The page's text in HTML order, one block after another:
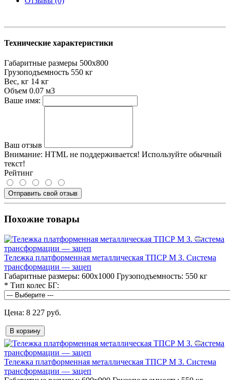
Технические характеристики
Габаритные размеры 500х800
Грузоподъемность 550 кг
Вес, кг 14 кг
Объем 0.07 м3
Ваше имя:
Ваш отзыв
Внимание: HTML не поддерживается! Используйте обычный
текст!
Рейтинг
Отправить свой отзыв
Похожие товары
Тележка платформенная металлическая ТПСР М З. Система
трансформации — зацеп
Габаритные размеры: 600х1000 Грузоподъемность: 550 кг
* Тип колес БГ:
8 227 руб.
В корзину
Тележка платформенная металлическая ТПСР М З. Система
трансформации — зацеп